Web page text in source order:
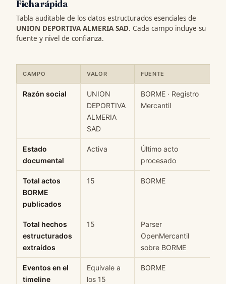
Ficha rápida
Tabla auditable de los datos estructurados esenciales de
UNION DEPORTIVA ALMERIA SAD. Cada campo incluye su
fuente y nivel de confianza.
CAMPO VALOR FUENTE
Razón social
UNION
DEPORTIVA
ALMERIA
SAD
BORME · Registro
Mercantil
Estado
documental
Activa
Último acto
procesado
Total actos
BORME
publicados
15 BORME
Total hechos
estructurados
extraídos
15
Parser
OpenMercantil
sobre BORME
Eventos en el
timeline
Equivale a
los 15
BORME